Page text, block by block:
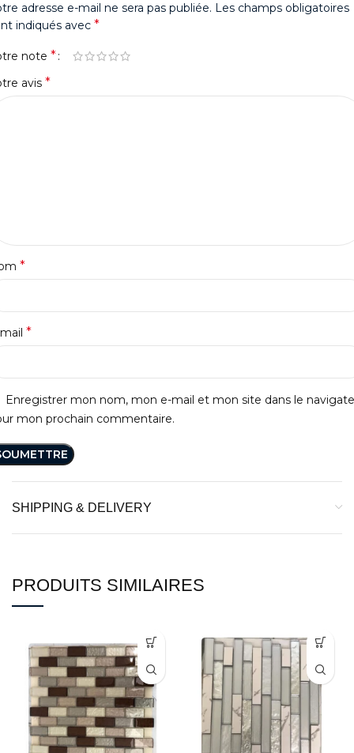
adresse e-mail ne sera pas publiée. Les champs obligatoires
indiqués avec *
note *
avis *
*
*
Enregistrer mon nom, mon e-mail et mon site dans le
mon prochain commentaire.
SHIPPING & DELIVERY
PRODUITS SIMILAIRES